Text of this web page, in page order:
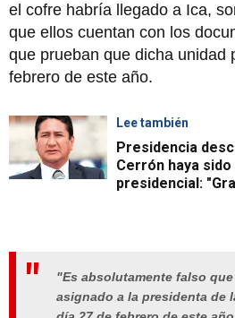
el cofre habría llegado a Ica,
que ellos cuentan con los
que prueban que dicha unidad
febrero de este año.
Lee también
Presidencia
Cerrón haya
presidencial:
"Es absolutamente falso
asignado a la presidenta de